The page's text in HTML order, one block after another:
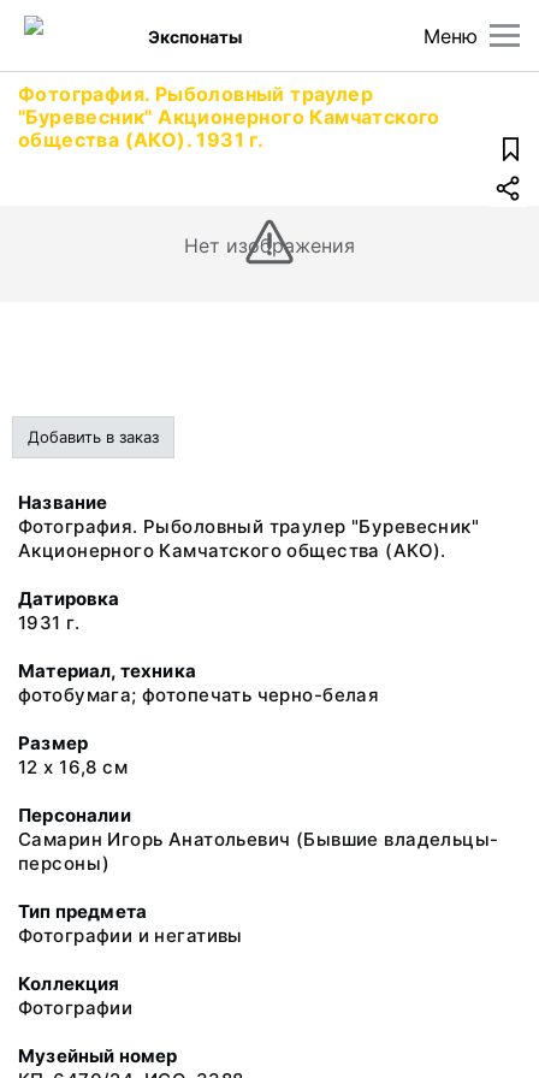
Меню
Экспонаты
Фотография. Рыболовный траулер
"Буревесник" Акционерного Камчатского
общества (АКО). 1931 г.
Нет изображения
Добавить в заказ
Название
Фотография. Рыболовный траулер "Буревесник"
Акционерного Камчатского общества (АКО).
Датировка
1931 г.
Материал, техника
фотобумага; фотопечать черно-белая
Размер
12 х 16,8 см
Персоналии
Самарин Игорь Анатольевич (Бывшие владельцы-
персоны)
Тип предмета
Фотографии и негативы
Коллекция
Фотографии
Музейный номер